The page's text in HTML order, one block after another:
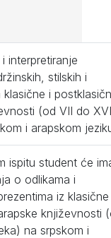
interpretiranje
stilskih i
klasične i
(od VII do
i arapskom
ispitu student će
o odlikama i
iz
književnosti
na srpskom i